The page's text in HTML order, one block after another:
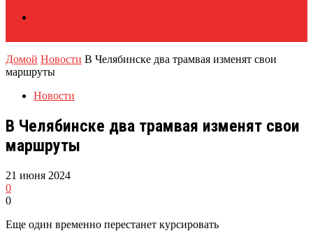
Домой Новости В Челябинске два трамвая изменят свои
маршруты
Новости
В Челябинске два трамвая изменят свои
маршруты
21 июня 2024
0
0
Еще один временно перестанет курсировать